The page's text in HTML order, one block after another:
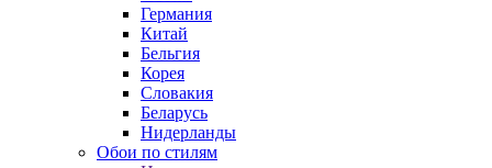
Германия
Китай
Бельгия
Корея
Словакия
Беларусь
Нидерланды
Обои по стилям